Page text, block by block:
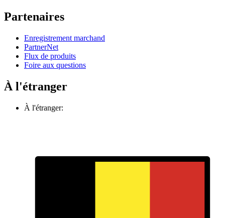
Partenaires
Enregistrement marchand
PartnerNet
Flux de produits
Foire aux questions
À l'étranger
À l'étranger: